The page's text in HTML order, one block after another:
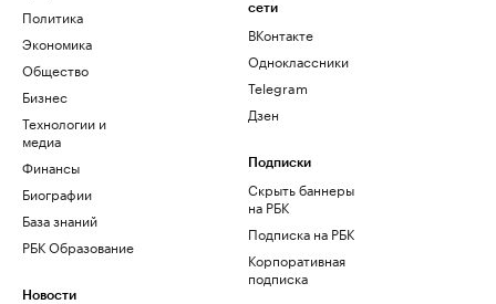
Политика
Экономика
Общество
Бизнес
Технологии и
медиа
Финансы
Биографии
База знаний
РБК Образование
Новости
сети
ВКонтакте
Одноклассники
Telegram
Дзен
Подписки
Скрыть баннеры
на РБК
Подписка на РБК
Корпоративная
подписка